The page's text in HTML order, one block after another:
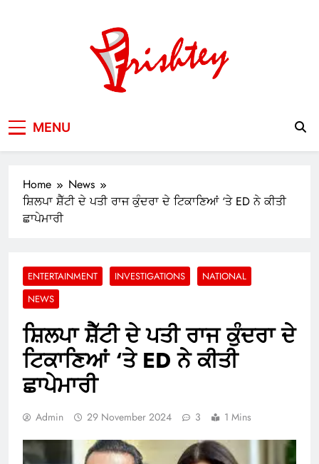
MENU
Home
News
ਸ਼ਿਲਪਾ ਸ਼ੈੱਟੀ ਦੇ ਪਤੀ ਰਾਜ ਕੁੰਦਰਾ ਦੇ ਟਿਕਾਣਿਆਂ ‘ਤੇ ED ਨੇ ਕੀਤੀ
ਛਾਪੇਮਾਰੀ
ENTERTAINMENT INVESTIGATIONS
NATIONAL
NEWS
ਸ਼ਿਲਪਾ ਸ਼ੈੱਟੀ ਦੇ ਪਤੀ ਰਾਜ ਕੁੰਦਰਾ ਦੇ
ਟਿਕਾਣਿਆਂ ‘ਤੇ ED ਨੇ ਕੀਤੀ
ਛਾਪੇਮਾਰੀ
Admin 29 November 2024 3 1 Mins